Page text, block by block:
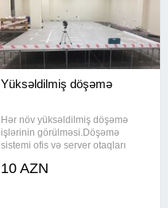
Yüksəldilmiş döşəmə
Hər növ yüksəldilmiş döşəmə
işlərinin görülməsi.Döşəmə
sistemi ofis və server otaqları
döşənməsi.
10 AZN